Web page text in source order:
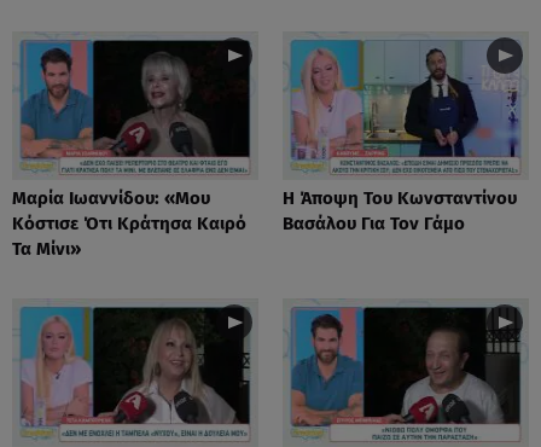
Μαρία Ιωαννίδου: «Μου
Κόστισε Ότι Κράτησα Καιρό
Τα Μίνι»
Η Άποψη Του Κωνσταντίνου
Βασάλου Για Τον Γάμο